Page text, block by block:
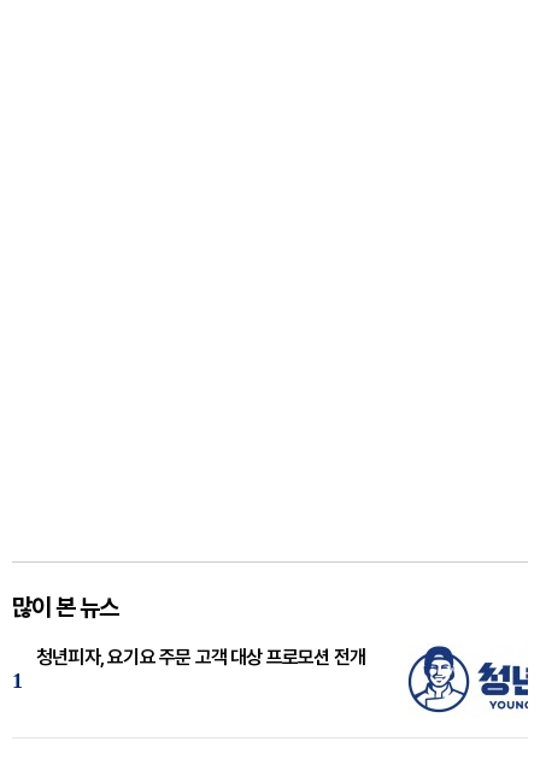
많이 본 뉴스
1
청년피자, 요기요 주문 고객 대상 프로모션 전개